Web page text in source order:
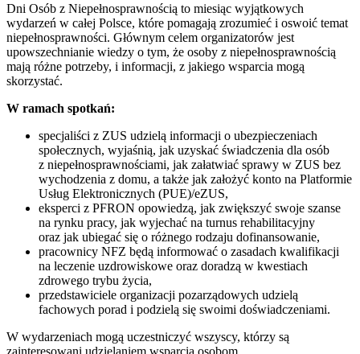
Dni Osób z Niepełnosprawnością to miesiąc wyjątkowych
wydarzeń w całej Polsce, które pomagają zrozumieć i oswoić temat
niepełnosprawności. Głównym celem organizatorów jest
upowszechnianie wiedzy o tym, że osoby z niepełnosprawnością
mają różne potrzeby, i informacji, z jakiego wsparcia mogą
skorzystać.
W ramach spotkań:
specjaliści z ZUS udzielą informacji o ubezpieczeniach
społecznych, wyjaśnią, jak uzyskać świadczenia dla osób
z niepełnosprawnościami, jak załatwiać sprawy w ZUS bez
wychodzenia z domu, a także jak założyć konto na Platformie
Usług Elektronicznych (PUE)/eZUS,
eksperci z PFRON opowiedzą, jak zwiększyć swoje szanse
na rynku pracy, jak wyjechać na turnus rehabilitacyjny
oraz jak ubiegać się o różnego rodzaju dofinansowanie,
pracownicy NFZ będą informować o zasadach kwalifikacji
na leczenie uzdrowiskowe oraz doradzą w kwestiach
zdrowego trybu życia,
przedstawiciele organizacji pozarządowych udzielą
fachowych porad i podzielą się swoimi doświadczeniami.
W wydarzeniach mogą uczestniczyć wszyscy, którzy są
zainteresowani udzielaniem wsparcia osobom